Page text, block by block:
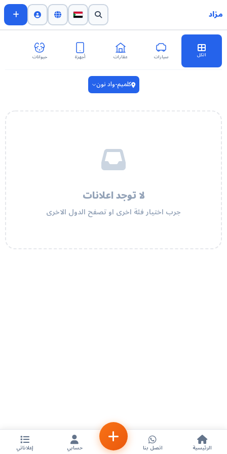
مزاد
الكل سيارات عقارات أجهزة حيوانات
كلميم-واد نون
لا توجد اعلانات
جرب اختيار فئة اخرى او تصفح الدول الاخرى
الرئيسية اتصل بنا حسابي إعلاناتي